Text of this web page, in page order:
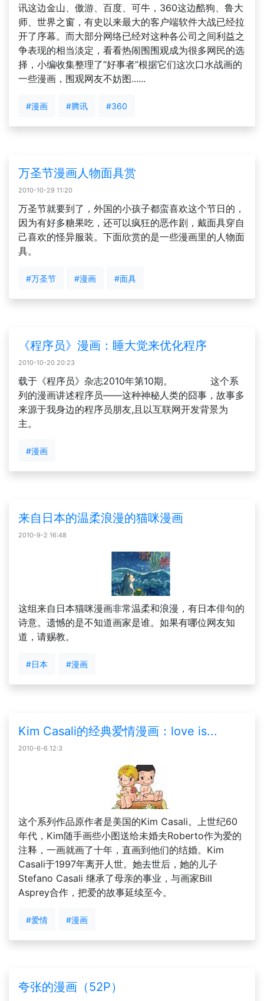
讯这边金山、傲游、百度、可牛，360这边酷狗、鲁大
师、世界之窗，有史以来最大的客户端软件大战已经拉
开了序幕。而大部分网络已经对这种各公司之间利益之
争表现的相当淡定，看看热闹围围观成为很多网民的选
择，小编收集整理了“好事者”根据它们这次口水战画的
一些漫画，围观网友不妨图......
#漫画 #腾讯 #360
万圣节漫画人物面具赏
2010-10-29 11:20
万圣节就要到了，外国的小孩子都蛮喜欢这个节日的，
因为有好多糖果吃，还可以疯狂的恶作剧，戴面具穿自
己喜欢的怪异服装。下面欣赏的是一些漫画里的人物面
具。
#万圣节 #漫画 #面具
《程序员》漫画：睡大觉来优化程序
2010-10-20 20:23
载于《程序员》杂志2010年第10期。 这个系
列的漫画讲述程序员——这种神秘人类的囧事，故事多
来源于我身边的程序员朋友,且以互联网开发背景为
主。
#漫画
来自日本的温柔浪漫的猫咪漫画
2010-9-2 16:48
这组来自日本猫咪漫画非常温柔和浪漫，有日本俳句的
诗意。遗憾的是不知道画家是谁。如果有哪位网友知
道，请赐教。
#日本 #漫画
Kim Casali的经典爱情漫画：love is...
2010-6-6 12:3
这个系列作品原作者是美国的Kim Casali。上世纪60
年代，Kim随手画些小图送给未婚夫Roberto作为爱的
注释，一画就画了十年，直画到他们的结婚。Kim
Casali于1997年离开人世。她去世后，她的儿子
Stefano Casali 继承了母亲的事业，与画家Bill
Asprey合作，把爱的故事延续至今。
#爱情 #漫画
夸张的漫画（52P）